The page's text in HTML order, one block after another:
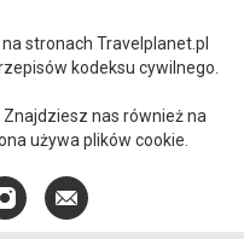
stronach Travelplanet.pl
kodeksu cywilnego.
nas również na
używa plików cookie.
Instagram
E-